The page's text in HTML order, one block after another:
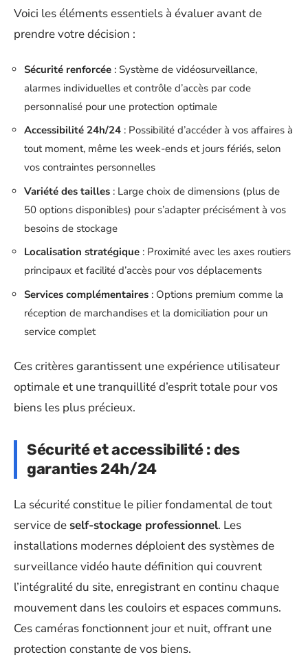
Voici les éléments essentiels à évaluer avant de
prendre votre décision :
Sécurité renforcée : Système de vidéosurveillance,
alarmes individuelles et contrôle d’accès par code
personnalisé pour une protection optimale
Accessibilité 24h/24 : Possibilité d’accéder à vos affaires à
tout moment, même les week-ends et jours fériés, selon
vos contraintes personnelles
Variété des tailles : Large choix de dimensions (plus de
50 options disponibles) pour s’adapter précisément à vos
besoins de stockage
Localisation stratégique : Proximité avec les axes routiers
principaux et facilité d’accès pour vos déplacements
Services complémentaires : Options premium comme la
réception de marchandises et la domiciliation pour un
service complet
Ces critères garantissent une expérience utilisateur
optimale et une tranquillité d’esprit totale pour vos
biens les plus précieux.
Sécurité et accessibilité : des
garanties 24h/24
La sécurité constitue le pilier fondamental de tout
service de self-stockage professionnel. Les
installations modernes déploient des systèmes de
surveillance vidéo haute définition qui couvrent
l’intégralité du site, enregistrant en continu chaque
mouvement dans les couloirs et espaces communs.
Ces caméras fonctionnent jour et nuit, offrant une
protection constante de vos biens.